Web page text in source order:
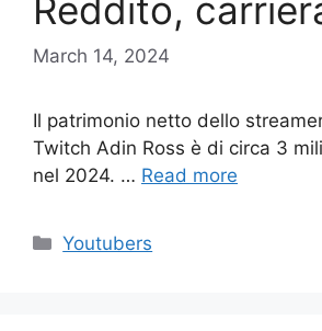
Reddito,
March 14, 2024
Il patrimonio netto dello
Twitch Adin Ross è di circa 3
nel 2024. … Read more
Categories
Youtubers